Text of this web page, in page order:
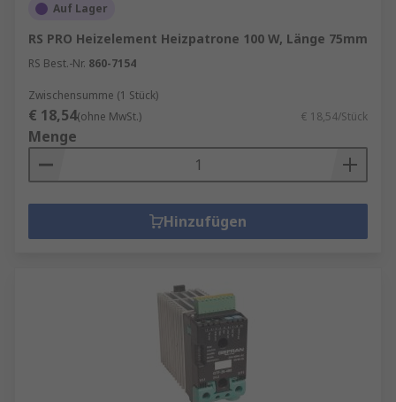
Auf Lager
RS PRO Heizelement Heizpatrone 100 W, Länge 75mm
RS Best.-Nr. 860-7154
Zwischensumme (1 Stück)
€ 18,54(ohne MwSt.) € 18,54/Stück
Menge
Hinzufügen